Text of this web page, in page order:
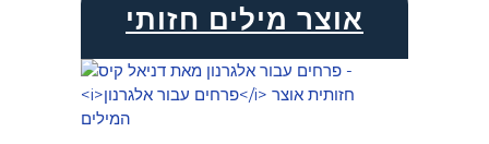
אוצר מילים חזותי